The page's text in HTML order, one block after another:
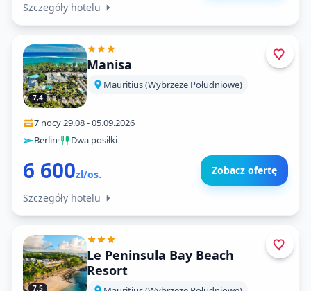
Szczegóły hotelu
7,4
Manisa
Mauritius (Wybrzeże Południowe)
7 nocy·29.08-05.09.2026
Berlin· Dwa posiłki
6 600zł/os. Zobacz ofertę
Szczegóły hotelu
7,5
Le Peninsula Bay Beach
Resort